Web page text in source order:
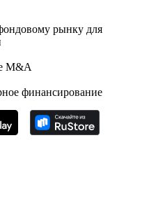
рынку для
M&A
финансирование